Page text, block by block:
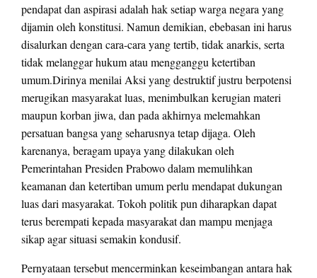
pendapat dan aspirasi adalah hak setiap warga negara yang
dijamin oleh konstitusi. Namun demikian, ebebasan ini harus
disalurkan dengan cara-cara yang tertib, tidak anarkis, serta
tidak melanggar hukum atau mengganggu ketertiban
umum.Dirinya menilai Aksi yang destruktif justru berpotensi
merugikan masyarakat luas, menimbulkan kerugian materi
maupun korban jiwa, dan pada akhirnya melemahkan
persatuan bangsa yang seharusnya tetap dijaga. Oleh
karenanya, beragam upaya yang dilakukan oleh
Pemerintahan Presiden Prabowo dalam memulihkan
keamanan dan ketertiban umum perlu mendapat dukungan
luas dari masyarakat. Tokoh politik pun diharapkan dapat
terus berempati kepada masyarakat dan mampu menjaga
sikap agar situasi semakin kondusif.
Pernyataan tersebut mencerminkan keseimbangan antara hak